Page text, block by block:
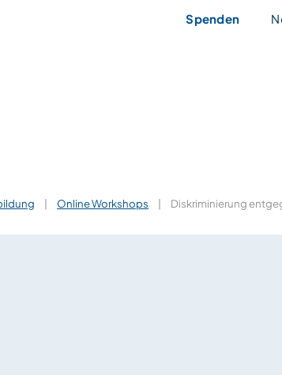
Spenden
| Online Workshops | Diskriminierung